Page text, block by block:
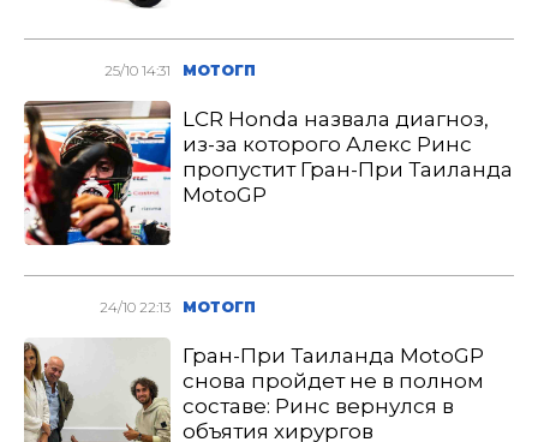
25/10 14:31 МОТОГП
LCR Honda назвала диагноз,
из-за которого Алекс Ринс
пропустит Гран-При Таиланда
MotoGP
24/10 22:13 МОТОГП
Гран-При Таиланда MotoGP
снова пройдет не в полном
составе: Ринс вернулся в
объятия хирургов